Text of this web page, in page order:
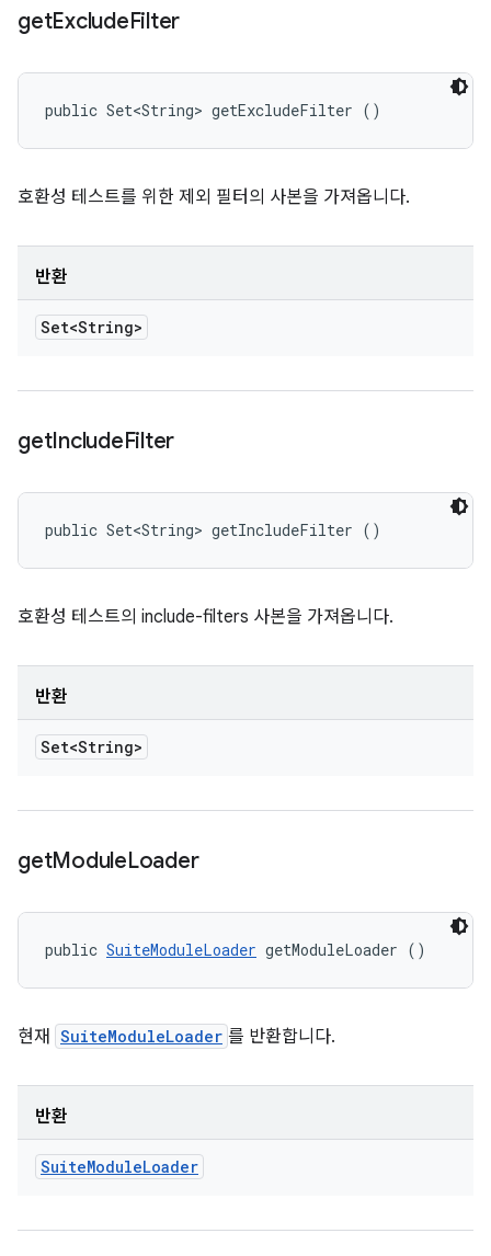
getExcludeFilter
public Set<String> getExcludeFilter ()
호환성 테스트를 위한 제외 필터의 사본을 가져옵니다.
반환
Set<String>
getIncludeFilter
public Set<String> getIncludeFilter ()
호환성 테스트의 include-filters 사본을 가져옵니다.
반환
Set<String>
getModuleLoader
public SuiteModuleLoader getModuleLoader ()
현재 SuiteModuleLoader 를 반환합니다.
반환
SuiteModuleLoader